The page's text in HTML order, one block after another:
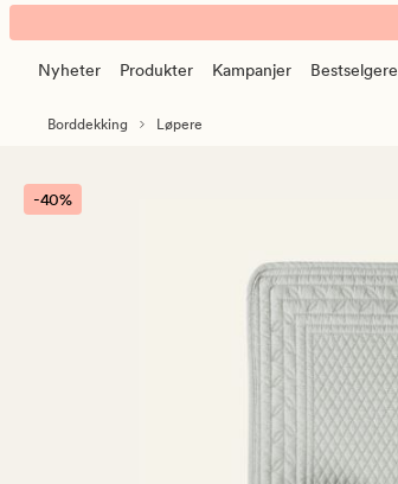
Leander
løper
banner.
Klikk
pause.
Nyheter Produkter Kampanjer Bestselgere
Borddekking Løpere
-40%